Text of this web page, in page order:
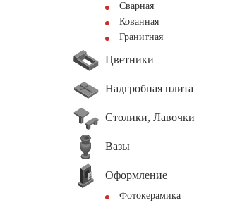
Сварная
Кованная
Гранитная
Цветники
Надгробная плита
Столики, Лавочки
Вазы
Оформление
Фотокерамика